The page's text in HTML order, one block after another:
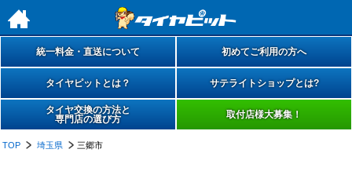
h
統一料金・直送について 初めてご利用の方へ
タイヤピットとは？ サテライトショップとは?
タイヤ交換の方法と
専門店の選び方
取付店様大募集！
TOP 埼玉県 三郷市